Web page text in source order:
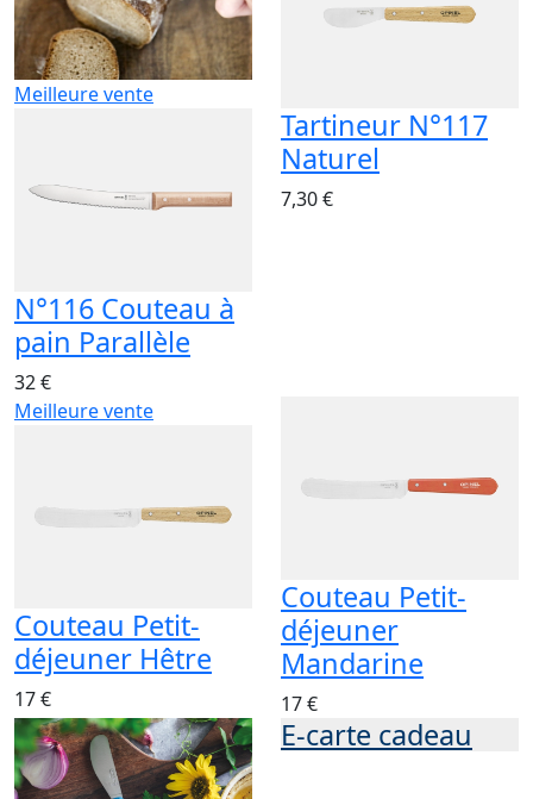
Meilleure vente
N°116 Couteau à
pain Parallèle
32 €
Tartineur N°117
Naturel
7,30 €
Meilleure vente
Couteau Petit-
déjeuner Hêtre
17 €
Couteau Petit-
déjeuner
Mandarine
17 €
E-carte cadeau